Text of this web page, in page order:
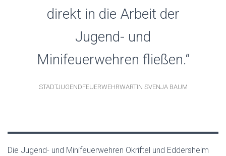
direkt in die Arbeit der
Jugend- und
Minifeuerwehren fließen.“
STADTJUGENDFEUERWEHRWARTIN SVENJA BAUM
Die Jugend- und Minifeuerwehren Okriftel und Eddersheim